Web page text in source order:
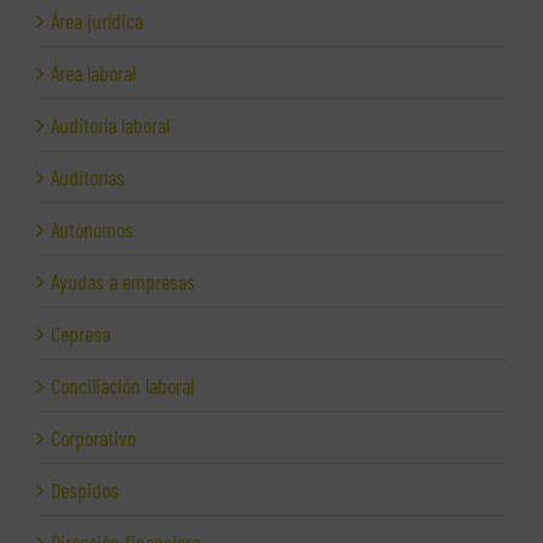
Área jurídica
Área laboral
Auditoría laboral
Auditorías
Autónomos
Ayudas a empresas
Cepresa
Conciliación laboral
Corporativo
Despidos